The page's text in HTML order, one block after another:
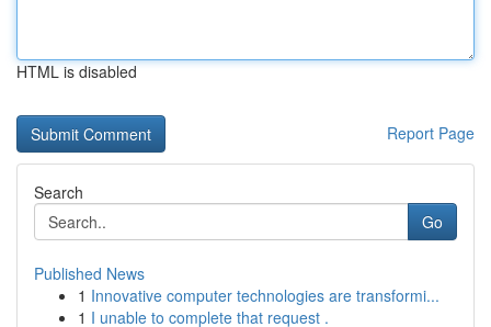
HTML is disabled
Report Page
Search
Go
Published News
1 Innovative computer technologies are transformi...
1 I unable to complete that request .